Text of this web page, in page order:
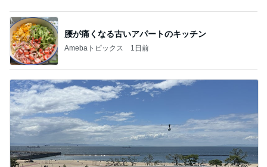
腰が痛くなる古いアパートのキッチン
Amebaトピックス 1日前